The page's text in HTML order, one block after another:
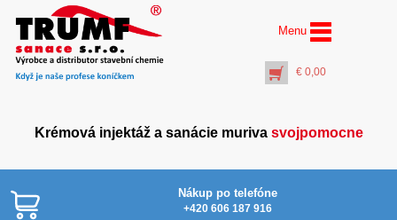
Menu
€ 0,00
Krémová injektáž a sanácie muriva svojpomocne
Nákup po telefóne
+420 606 187 916